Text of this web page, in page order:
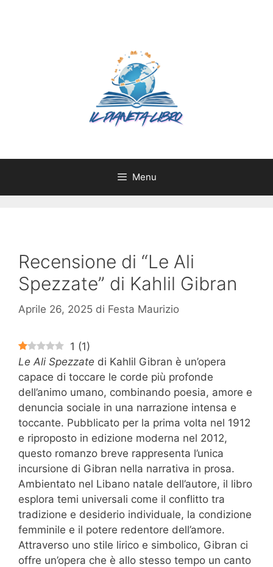
Menu
Recensione di “Le Ali
Spezzate” di Kahlil Gibran
Aprile 26, 2025 di Festa Maurizio
1 (1)
Le Ali Spezzate di Kahlil Gibran è un’opera
capace di toccare le corde più profonde
dell’animo umano, combinando poesia, amore e
denuncia sociale in una narrazione intensa e
toccante. Pubblicato per la prima volta nel 1912
e riproposto in edizione moderna nel 2012,
questo romanzo breve rappresenta l’unica
incursione di Gibran nella narrativa in prosa.
Ambientato nel Libano natale dell’autore, il libro
esplora temi universali come il conflitto tra
tradizione e desiderio individuale, la condizione
femminile e il potere redentore dell’amore.
Attraverso uno stile lirico e simbolico, Gibran ci
offre un’opera che è allo stesso tempo un canto